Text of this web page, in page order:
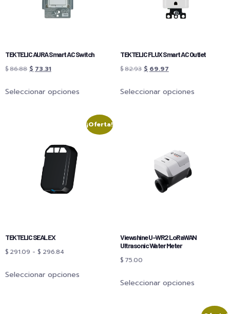
TEKTELIC AURA Smart AC Switch
$86.88 $ 73.31
Seleccionar opciones
TEKTELIC FLUX Smart AC Outlet
$82.93 $ 69.97
Seleccionar opciones
¡Oferta!
TEKTELIC SEAL EX
$ 291.09 - $ 296.84
Seleccionar opciones
Viewshine U-WR2 LoRaWAN
Ultrasonic Water Meter
$ 75.00
Seleccionar opciones